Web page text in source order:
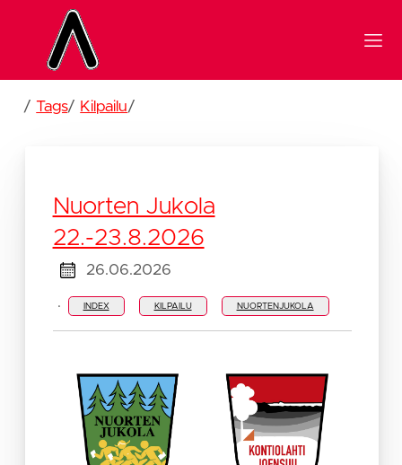
/Tags/ Kilpailu/
Nuorten Jukola
22.-23.8.2026
26.06.2026
· INDEX KILPAILU NUORTENJUKOLA